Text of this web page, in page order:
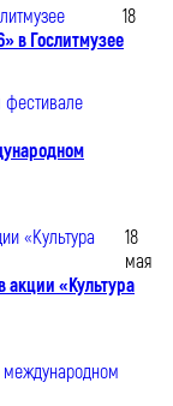
18
в Гослитмузее
18
мая
акции «Культура